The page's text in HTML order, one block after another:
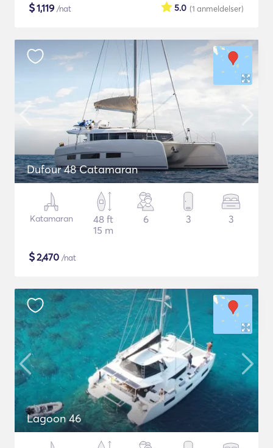
$1,119 /nat (1 anmeldelser)
5.0
Dufour 48 Catamaran
Katamaran
48 ft
15 m
6 3 3
$2,470 /nat
Lagoon 46